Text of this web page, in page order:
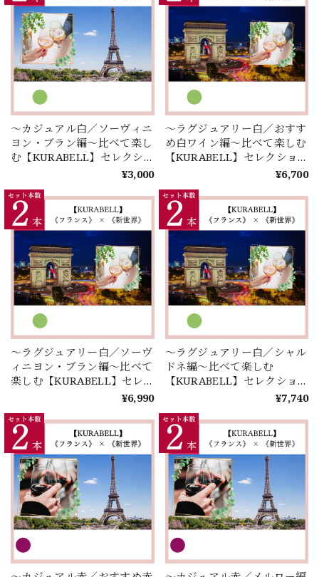
～カジュアル白／ソーヴィニ
ヨン・ブラン編～比べて楽し
む【KURABELL】セレクシ
ョン♪ 《フランス》 × 《新
世界》＜２本セレクション＞
¥3,000
～ラグジュアリー白／おすす
め白ワイン編～比べて楽しむ
【KURABELL】セレクショ
ン♪ 《フランス》 × 《新世
界》＜２本セレクション＞
¥6,700
～ラグジュアリー白／ソーヴ
ィニヨン・ブラン編～比べて
楽しむ【KURABELL】セレ
クション♪ 《フランス》 ×
ン＞
¥6,990
～ラグジュアリー白／シャル
ドネ編～比べて楽しむ
【KURABELL】セレクショ
ン♪ 《フランス》 × 《新世
¥7,740